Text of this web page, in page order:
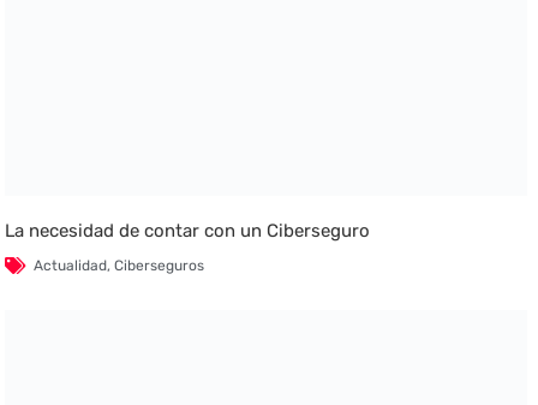
La necesidad de contar con un Ciberseguro
Actualidad,Ciberseguros